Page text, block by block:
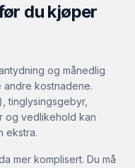
du kjøper
og månedlig
kostnadene.
tinglysingsgebyr,
og vedlikehold kan
ekstra.
mer komplisert. Du må